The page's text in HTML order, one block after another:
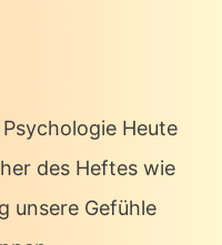
Heute
des Heftes wie
unsere Gefühle